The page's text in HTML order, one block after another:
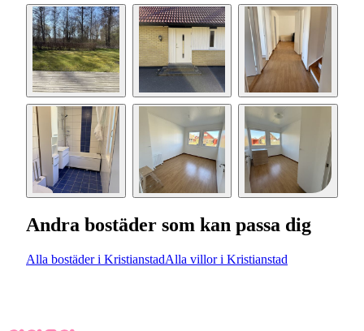
Andra bostäder som kan passa dig
Alla bostäder i KristianstadAlla villor i Kristianstad